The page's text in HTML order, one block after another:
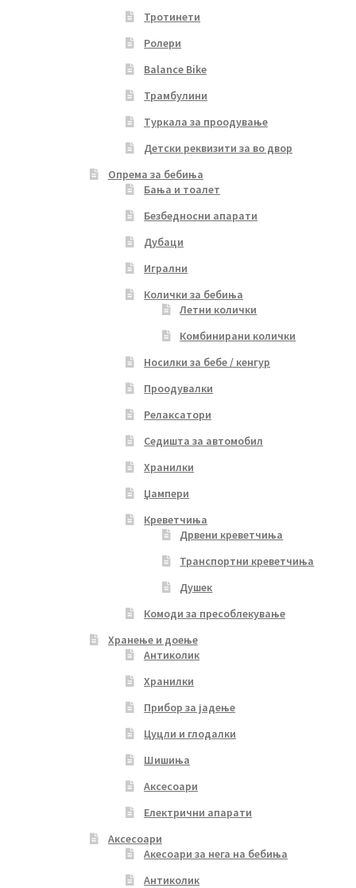
Тротинети
Ролери
Balance Bike
Трамбулини
Туркала за проодување
Детски реквизити за во двор
Опрема за бебиња
Бања и тоалет
Безбедносни апарати
Дубаци
Игрални
Колички за бебиња
Летни колички
Комбинирани колички
Носилки за бебе / кенгур
Проодувалки
Релаксатори
Седишта за автомобил
Хранилки
Џампери
Креветчиња
Дрвени креветчиња
Транспортни креветчиња
Душек
Комоди за пресоблекување
Хранење и доење
Антиколик
Хранилки
Прибор за јадење
Цуцли и глодалки
Шишиња
Аксесоари
Електрични апарати
Аксесоари
Акесоари за нега на бебиња
Антиколик